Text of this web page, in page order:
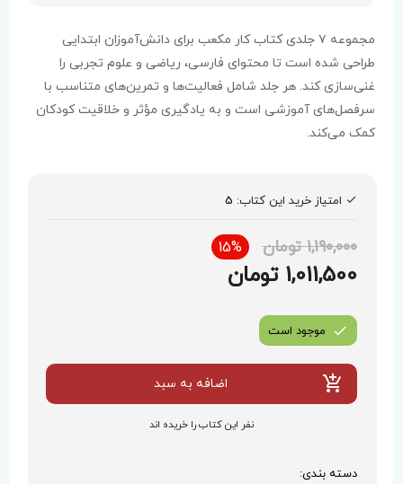
مجموعه ۷ جلدی کتاب کار مکعب برای دانش‌آموزان ابتدایی
طراحی شده است تا محتوای فارسی، ریاضی و علوم تجربی را
غنی‌سازی کند. هر جلد شامل فعالیت‌ها و تمرین‌های متناسب با
سرفصل‌های آموزشی است و به یادگیری مؤثر و خلاقیت کودکان
کمک می‌کند.
امتیاز خرید این کتاب: 5
1,190,000 تومان 15%
1,011,500 تومان
موجود است
اضافه به سبد
نفر این کتاب را خریده اند
دسته بندی: